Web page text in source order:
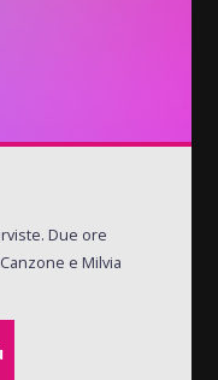
Due ore
e Milvia